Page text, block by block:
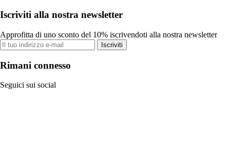
Iscriviti alla nostra newsletter
Approfitta di uno sconto del 10% iscrivendoti alla nostra newsletter
Iscriviti
Rimani connesso
Seguici sui social